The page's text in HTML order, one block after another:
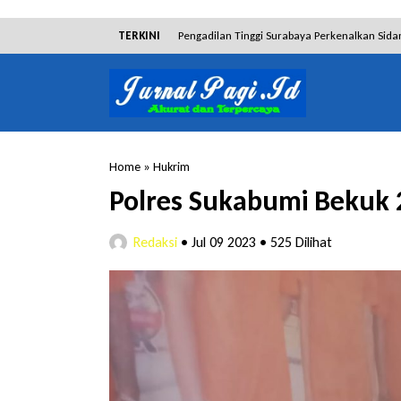
TERKINI Pengadilan Tinggi Surabaya Perkenalkan
Dibantah Terdakwa Ranto Hensa, Salim
Tim Tabur Kejari Surabaya Ringkus Mulia
Hakim Sebut Saksi Beruntung Tak Terseret
Home » Hukrim
Polres Sukabumi Bekuk
Redaksi • Jul 09 2023 • 525 Dilihat